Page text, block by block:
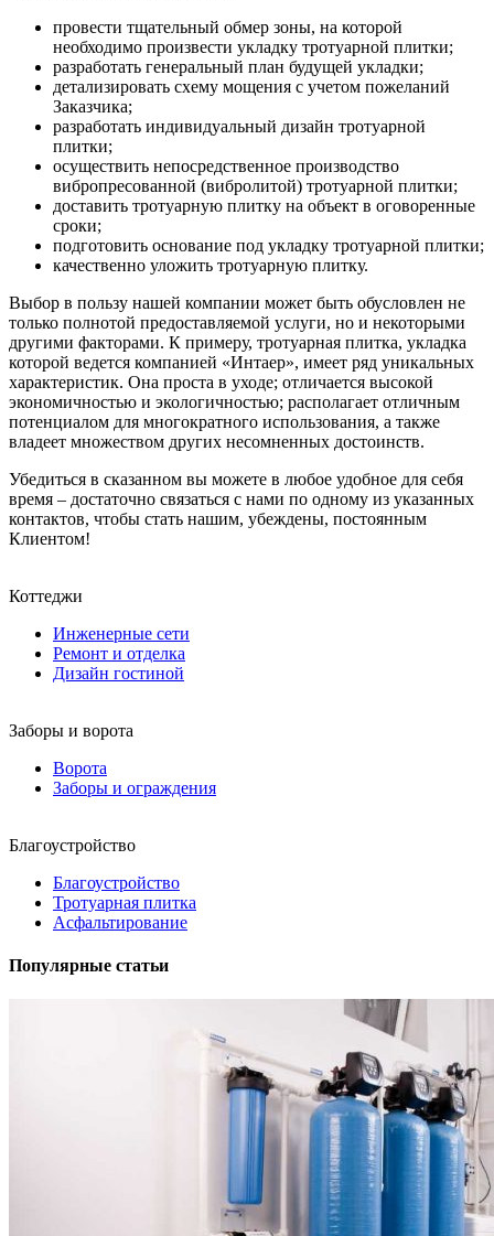
провести тщательный обмер зоны, на которой
необходимо произвести укладку тротуарной плитки;
разработать генеральный план будущей укладки;
детализировать схему мощения с учетом пожеланий
Заказчика;
разработать индивидуальный дизайн тротуарной
плитки;
осуществить непосредственное производство
вибропресованной (вибролитой) тротуарной плитки;
доставить тротуарную плитку на объект в оговоренные
сроки;
подготовить основание под укладку тротуарной плитки;
качественно уложить тротуарную плитку.
Выбор в пользу нашей компании может быть обусловлен не
только полнотой предоставляемой услуги, но и некоторыми
другими факторами. К примеру, тротуарная плитка, укладка
которой ведется компанией «Интаер», имеет ряд уникальных
характеристик. Она проста в уходе; отличается высокой
экономичностью и экологичностью; располагает отличным
потенциалом для многократного использования, а также
владеет множеством других несомненных достоинств.
Убедиться в сказанном вы можете в любое удобное для себя
время – достаточно связаться с нами по одному из указанных
контактов, чтобы стать нашим, убеждены, постоянным
Клиентом!
Коттеджи
Инженерные сети
Ремонт и отделка
Дизайн гостиной
Заборы и ворота
Ворота
Заборы и ограждения
Благоустройство
Благоустройство
Тротуарная плитка
Асфальтирование
Популярные статьи